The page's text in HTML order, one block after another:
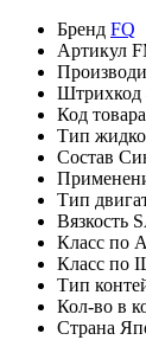
Бренд FQ
Артикул
Штрихкод
Код товара
Тип
Состав
Тип
Вязкость
Класс по
Класс по
Тип
Кол-во в
Страна